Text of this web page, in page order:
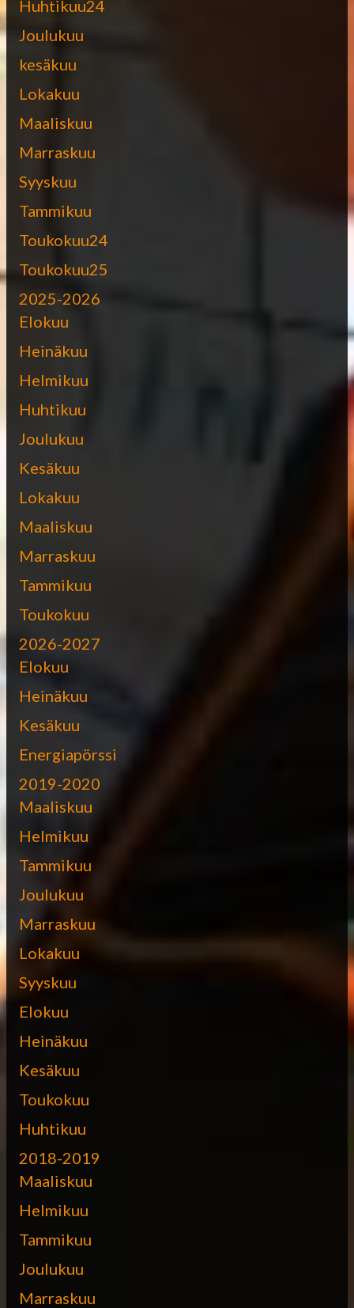
Huhtikuu24
Joulukuu
kesäkuu
Lokakuu
Maaliskuu
Marraskuu
Syyskuu
Tammikuu
Toukokuu24
Toukokuu25
2025-2026
Elokuu
Heinäkuu
Helmikuu
Huhtikuu
Joulukuu
Kesäkuu
Lokakuu
Maaliskuu
Marraskuu
Tammikuu
Toukokuu
2026-2027
Elokuu
Heinäkuu
Kesäkuu
Energiapörssi
2019-2020
Maaliskuu
Helmikuu
Tammikuu
Joulukuu
Marraskuu
Lokakuu
Syyskuu
Elokuu
Heinäkuu
Kesäkuu
Toukokuu
Huhtikuu
2018-2019
Maaliskuu
Helmikuu
Tammikuu
Joulukuu
Marraskuu